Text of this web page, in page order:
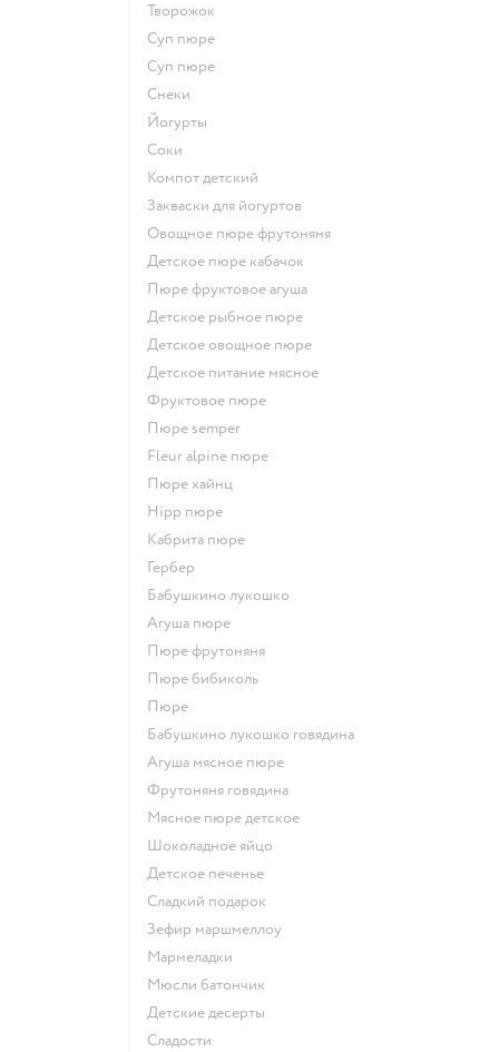
творожок
суп пюре
суп пюре
Снеки
йогурты
Соки
компот детский
Закваски для йогуртов
овощное пюре фрутоняня
детское пюре кабачок
пюре фруктовое агуша
детское рыбное пюре
детское овощное пюре
детское питание мясное
фруктовое пюре
пюре semper
fleur alpine пюре
пюре хайнц
hipp пюре
кабрита пюре
гербер
бабушкино лукошко
агуша пюре
пюре фрутоняня
пюре бибиколь
пюре
бабушкино лукошко говядина
агуша мясное пюре
фрутоняня говядина
мясное пюре детское
шоколадное яйцо
детское печенье
сладкий подарок
зефир маршмеллоу
мармеладки
мюсли батончик
детские десерты
сладости